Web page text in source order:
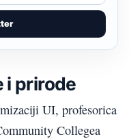
i prirode
UI, profesorica
Collegea